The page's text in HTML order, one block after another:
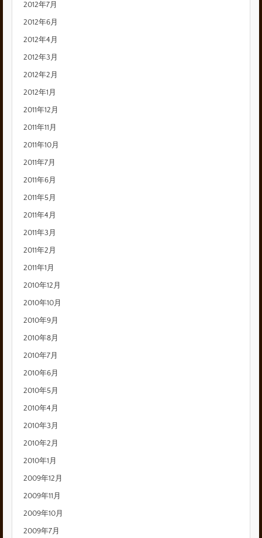
2012年7月
2012年6月
2012年4月
2012年3月
2012年2月
2012年1月
2011年12月
2011年11月
2011年10月
2011年7月
2011年6月
2011年5月
2011年4月
2011年3月
2011年2月
2011年1月
2010年12月
2010年10月
2010年9月
2010年8月
2010年7月
2010年6月
2010年5月
2010年4月
2010年3月
2010年2月
2010年1月
2009年12月
2009年11月
2009年10月
2009年7月